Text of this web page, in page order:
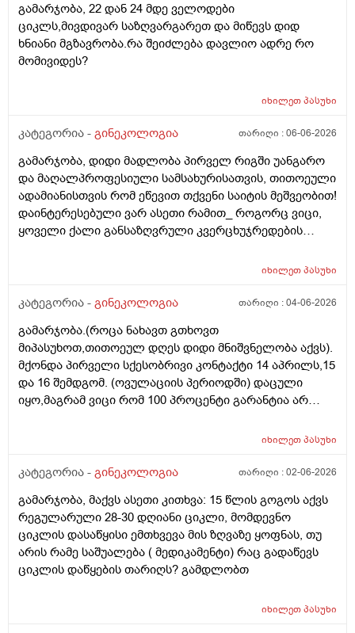
რამეა.ზოგადად წლებია აუტოიმონური თირეოდიტი
მაქვს.ხშირად მაქვს სანერვიულო.რითი შეიძლება
უნდაცკვების სახით რომ ვმართო ციკლის დღეები?
გამარჯობა, 22 დან 24 მდე ველოდები
ციკლს,მივდივარ საზღვარგარეთ და მიწევს დიდ
ხნიანი მგზავრობა.რა შეიძლება დავლიო ადრე რო
მომივიდეს?
იხილეთპასუხი
კატეგორია - გინეკოლოგია თარიღი :06-06-2026
გამარჯობა, დიდი მადლობა პირველ რიგში უანგარო
და მაღალპროფესიული სამსახურისათვის, თითოეული
ადამიანისთვის რომ ეწევით თქვენი საიტის მეშვეობით!
დაინტერესებული ვარ ასეთი რამით_ როგორც ვიცი,
ყოველი ქალი განსაზღვრული კვერცხუჯრედების
თითოელისთვის, ეს რიცხვი ინდივიდუალურია? რაზეა
(ჩვილობიდან) რომელ პროცესებზე? ქალის
რომ დავუშვათ, ზოგიერთ ქალბატონს მეტი
რაოდენობა აქვთ მათ ორგანიზმში
კვერცხუჯრედებისა, დაბადების პროცესიდან და ზოგს
კი მცირე? მადლობთ!
იხილეთპასუხი
კატეგორია - გინეკოლოგია თარიღი :04-06-2026
გამარჯობა.(როცა ნახავთ გთხოვთ
მიპასუხოთ,თითოეულ დღეს დიდი მნიშვნელობა აქვს).
მქონდა პირველი სქესობრივი კონტაქტი 14 აპრილს,15
და 16 შემდგომ. (ოვულაციის პერიოდში) დაცული
იყო,მაგრამ ვიცი რომ 100 პროცენტი გარანტია არ
ვფოქრობ რადგანაც Implantation bleeding არსებობს და
ჩვეულებრივ 3-4 დღე,მაგრამ ადრე
მალევე ვირუსი შემხვდა,სიცხე,გულისრევის
შეგრძნებაც მქონდა. მალევე გავიკეთე
ტესტი,უარყოფითი იყო. ეგ უცნაური შეგრძნება
რამოდენიმე დღე მქონდა. ახლა მენტრუაციას
ველოდები,მაგრამ არ მომივიდა,შუალედი 28-32 დღე
მოქმედებსო,2 კვირის წინ სხვა ქალაქში გავემგვაზრე
იხილეთპასუხი
კატეგორია - გინეკოლოგია თარიღი :02-06-2026
გამარჯობა, მაქვს ასეთი კითხვა: 15 წლის გოგოს აქვს
რეგულარული 28-30 დღიანი ციკლი, მომდევნო
ციკლის დასაწყისი ემთხვევა მის ზღვაზე ყოფნას, თუ
არის რამე საშუალება ( მედიკამენტი) რაც გადაწევს
ციკლის დაწყების თარიღს? გამდლობთ
იხილეთპასუხი